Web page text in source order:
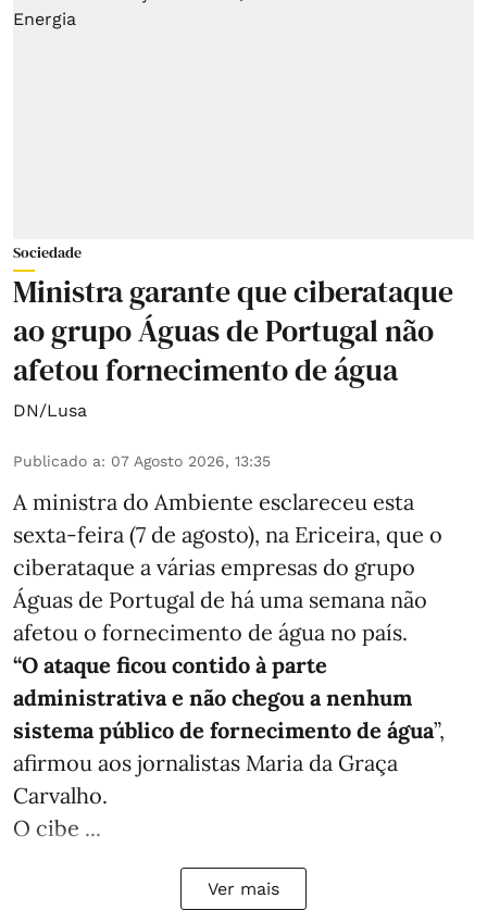
Sociedade
Ministra garante que ciberataque
ao grupo Águas de Portugal não
afetou fornecimento de água
DN/Lusa
Publicado a: 07 Agosto 2026, 13:35
A ministra do Ambiente esclareceu esta
sexta-feira (7 de agosto), na Ericeira, que o
ciberataque a várias empresas do grupo
Águas de Portugal de há uma semana não
afetou o fornecimento de água no país.
“O ataque ficou contido à parte
administrativa e não chegou a nenhum
sistema público de fornecimento de água”,
afirmou aos jornalistas Maria da Graça
Carvalho.
O cibe ...
Ver mais